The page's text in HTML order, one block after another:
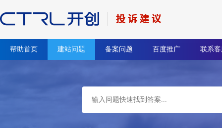
帮助首页 建站问题 备案问题 百度推广 联系